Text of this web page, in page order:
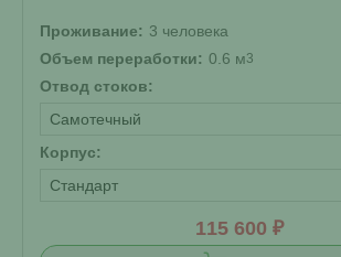
Проживание: 3 человека
Объем переработки: 0.6 м3
Отвод стоков:
Самотечный
Корпус:
Стандарт
115 600 ₽